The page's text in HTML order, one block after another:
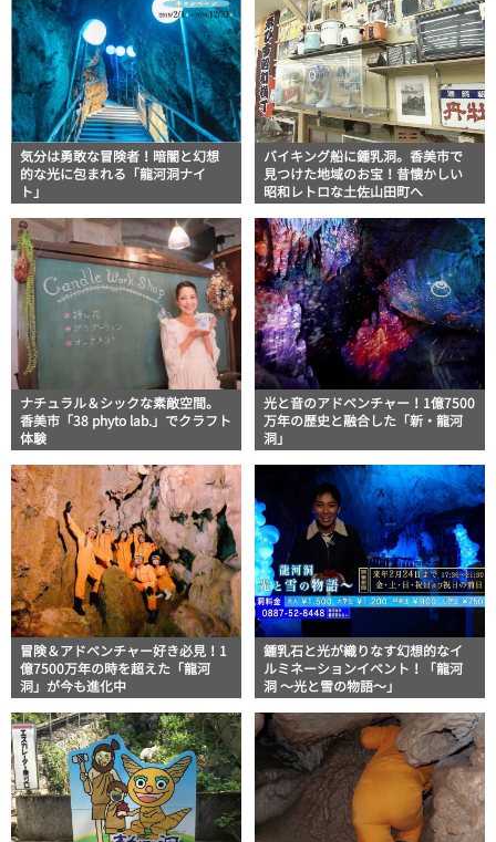
気分は勇敢な冒険者！暗闇と幻想
的な光に包まれる「龍河洞ナイ
ト」
バイキング船に鍾乳洞。香美市で
見つけた地域のお宝！昔懐かしい
昭和レトロな土佐山田町へ
ナチュラル＆シックな素敵空間。
香美市「38 phyto lab.」でクラフト
体験
光と音のアドベンチャー！1億7500
万年の歴史と融合した「新・龍河
洞」
冒険＆アドベンチャー好き必見！1
億7500万年の時を超えた「龍河
洞」が今も進化中
鍾乳石と光が織りなす幻想的なイ
ルミネーションイベント！「龍河
洞 ～光と雪の物語～」